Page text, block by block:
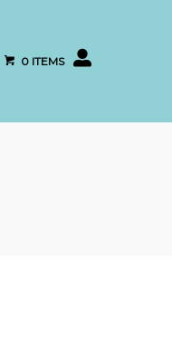
0 ITEMS My account